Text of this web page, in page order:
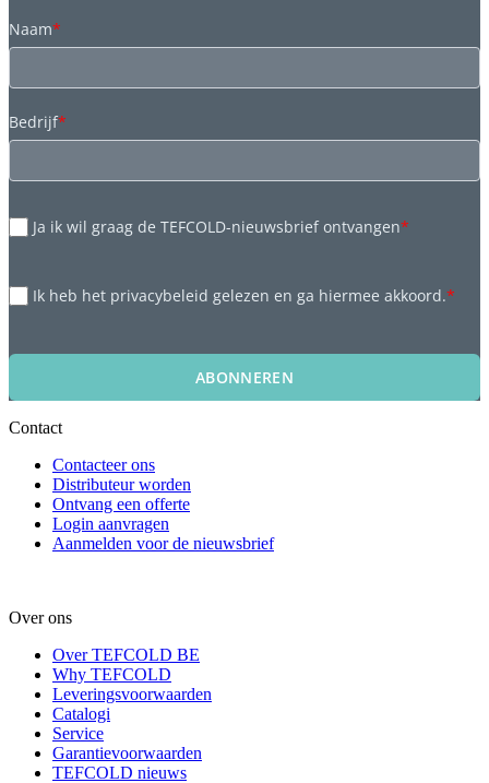
Naam*
Bedrijf*
Ja ik wil graag de TEFCOLD-nieuwsbrief ontvangen*
Ik heb het privacybeleid gelezen en ga hiermee akkoord.*
ABONNEREN
Contact
Contacteer ons
Distributeur worden
Ontvang een offerte
Login aanvragen
Aanmelden voor de nieuwsbrief
Over ons
Over TEFCOLD BE
Why TEFCOLD
Leveringsvoorwaarden
Catalogi
Service
Garantievoorwaarden
TEFCOLD nieuws